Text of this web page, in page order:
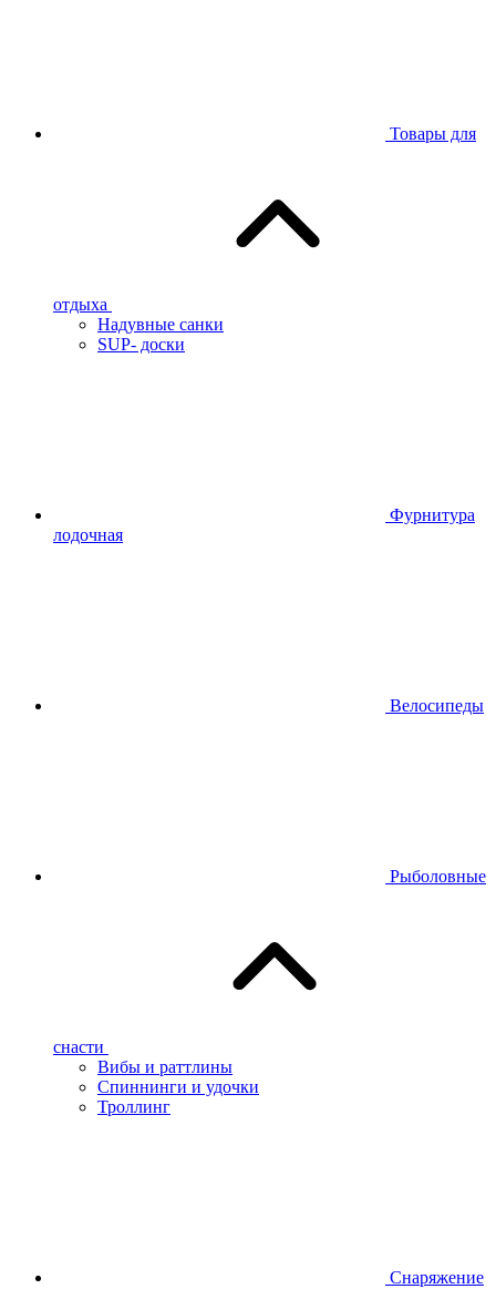
Товары для
отдыха
Надувные санки
SUP- доски
Фурнитура
лодочная
Велосипеды
Рыболовные
снасти
Вибы и раттлины
Спиннинги и удочки
Троллинг
Снаряжение